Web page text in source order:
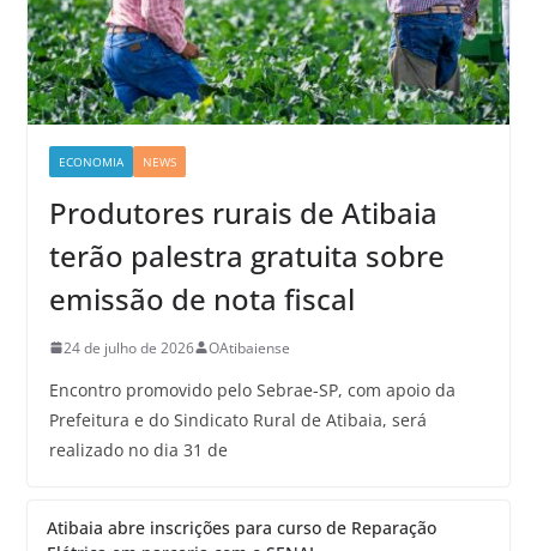
ECONOMIA NEWS
Produtores rurais de Atibaia
terão palestra gratuita sobre
emissão de nota fiscal
24 de julho de 2026 OAtibaiense
Encontro promovido pelo Sebrae-SP, com apoio da
Prefeitura e do Sindicato Rural de Atibaia, será
realizado no dia 31 de
Atibaia abre inscrições para curso de Reparação